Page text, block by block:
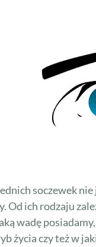
soczewek nie
Od ich rodzaju
wadę
życia czy też w